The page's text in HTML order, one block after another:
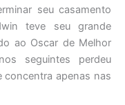
seu casamento
teve seu grande
ao Oscar de Melhor
seguintes perdeu
concentra apenas nas